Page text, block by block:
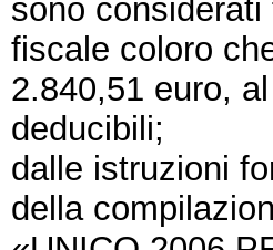
sono
fiscale coloro
2.840,51 euro,
deducibili;
dalle istruzioni
della